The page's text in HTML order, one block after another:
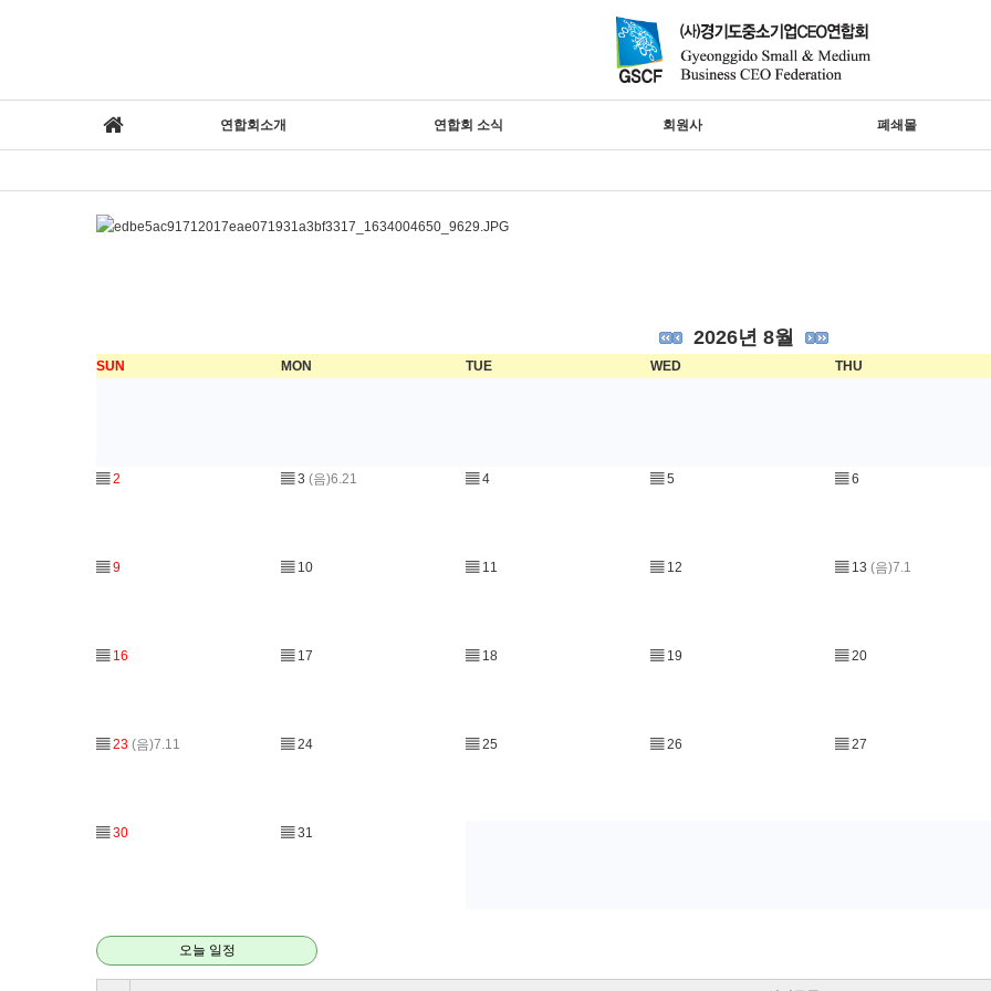
연합회소개 연합회 소식 회원사 폐쇄몰
2026년 8월
SUN MON TUE WED THU
▤ 2 ▤ 3 (음)6.21 ▤ 4 ▤ 5 ▤ 6
▤ 9 ▤ 10 ▤ 11 ▤ 12 ▤ 13 (음)7.1
▤ 16 ▤ 17 ▤ 18 ▤ 19 ▤ 20
▤ 23 (음)7.11 ▤ 24 ▤ 25 ▤ 26 ▤ 27
▤ 30 ▤ 31
오늘 일정